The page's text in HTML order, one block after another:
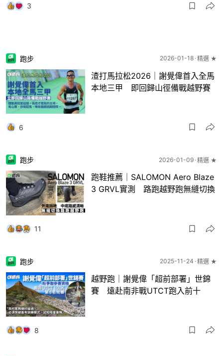
3
跑步 2026-01-18 精選 ★
渣打馬拉松2026｜謝覺偉首入全馬
本地三甲 即回歸山徑備戰越野賽
6
跑步 2026-01-09 精選 ★
跑鞋推薦｜SALOMON Aero Blaze
3 GRVL實測 路跑越野跑無縫切換
11
跑步 2025-11-24 精選 ★
越野跑｜謝覺偉「超前部署」世錦
賽 遠赴南非戰UTCT跑入前十
8